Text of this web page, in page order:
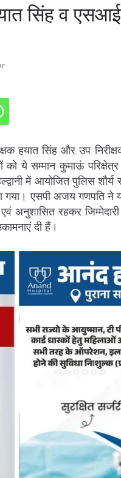
सिंह व एसआई
हयात सिंह और उप
को ये सम्मान कुमाऊं
में आयोजित पुलिस
एसपी अजय गणपति ने
अनुशासित रहकर
दी हैं।